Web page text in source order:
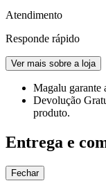
Atendimento
Responde rápido
Ver mais sobre a loja
Magalu garante
Devolução
produto.
Entrega e
Fechar